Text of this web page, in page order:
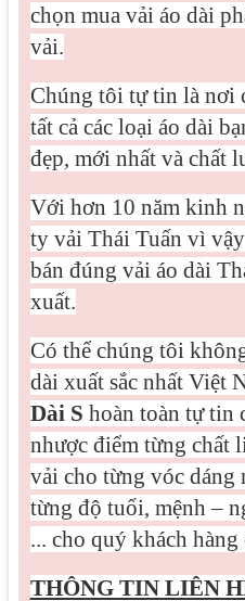
chọn mua vải áo dài
vải.
Chúng tôi tự tin là nơi
tất cả các loại áo dài
đẹp, mới nhất và chất
Với hơn 10 năm kinh
ty vải Thái Tuấn vì
bán đúng vải áo dài
xuất.
Có thể chúng tôi
dài xuất sắc nhất Việt
Dài S hoàn toàn tự tin
nhược điểm từng chất
vải cho từng vóc dáng
từng độ tuổi, mệnh –
... cho quý khách
THÔNG TIN LIÊN